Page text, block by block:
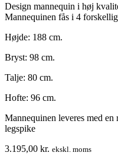
Design mannequin i høj
Mannequinen fås i 4
Højde: 188 cm.
Bryst: 98 cm.
Talje: 80 cm.
Hofte: 96 cm.
Mannequinen leveres med
legspike
3.195,00 kr. ekskl. moms